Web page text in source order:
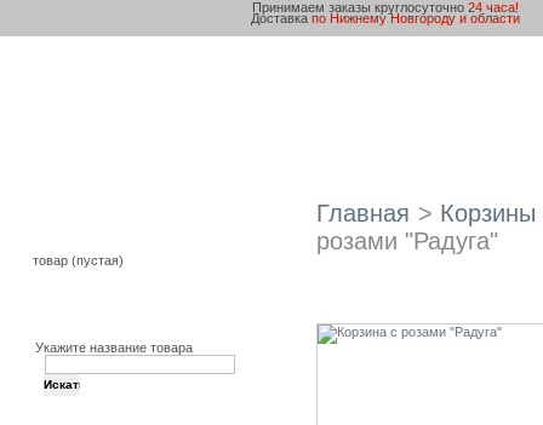
Принимаем заказы круглосуточно 24 часа!
Доставка по Нижнему Новгороду и области
Главная >
розами "Радуга"
товар (пустая)
Укажите название товара